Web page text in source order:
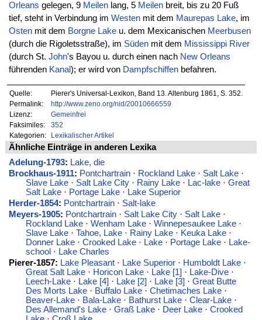
Orleans gelegen, 9 Meilenlang, 5 Meilenbreit, bis zu 20 Fuß
tief, steht in Verbindung im Westenmit dem Maurepas Lake, im
Ostenmit dem Borgne Lakeu. dem Mexicanischen Meerbusen
(durch die Rigoletsstraße), im Südenmit dem Mississippi River
(durch St. John's Bayou u. durch einen nach New Orleans
führenden Kanal); er wird von Dampfschiffenbefahren.
Quelle:
Pierer's Universal-Lexikon, Band 13. Altenburg 1861, S. 352.
Permalink:
http://www.zeno.org/nid/20010666559
Lizenz:
Gemeinfrei
Faksimiles:
352
Kategorien:
Lexikalischer Artikel
Ähnliche Einträge in anderen Lexika
Adelung-1793: Lake, die
Brockhaus-1911: Pontchartrain· Rockland Lake· Salt Lake·
Slave Lake· Salt Lake City· Rainy Lake· Lac-lake· Great
Salt Lake· Portage Lake· Lake Superior
Herder-1854: Pontchartrain· Salt-lake
Meyers-1905: Pontchartrain· Salt Lake City· Salt Lake·
Rockland Lake· Wenham Lake· Winnepesaukee Lake·
Slave Lake· Tahoe, Lake· Rainy Lake· Keuka Lake·
Donner Lake· Crooked Lake· Lake· Portage Lake· Lake-
school· Lake Charles
Pierer-1857: Lake Pleasant· Lake Superior· Humboldt Lake·
Great Salt Lake· Horicon Lake· Lake [1] · Lake-Dive·
Leech-Lake· Lake [4] · Lake [2] · Lake [3] · Great Butte
Des Morts Lake· Buffalo Lake· Chetimaches Lake·
Beaver-Lake· Bala-Lake· Bathurst Lake· Clear-Lake·
Des Allemand's Lake· Graß Lake· Deer Lake· Crooked